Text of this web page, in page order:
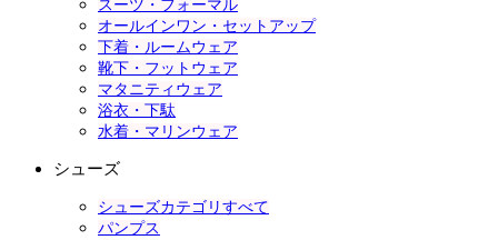
スーツ・フォーマル
オールインワン・セットアップ
下着・ルームウェア
靴下・フットウェア
マタニティウェア
浴衣・下駄
水着・マリンウェア
シューズ
シューズカテゴリすべて
パンプス